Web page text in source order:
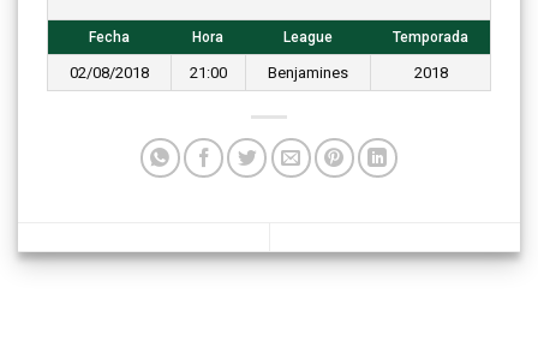
Fecha Hora League Temporada
02/08/2018 21:00 Benjamines 2018